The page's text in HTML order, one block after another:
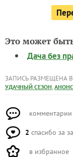
Это может
Дача без
ЗАПИСЬ РАЗМЕЩЕНА
УДАЧНЫЙ СЕЗОН,
комментарии
2 спасибо за
в избранное